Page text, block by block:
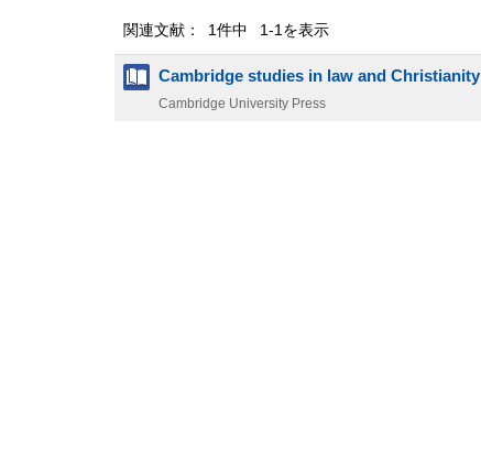
関連文献： 1件中 1-1を表示
Cambridge studies in law and Christianity
Cambridge University Press